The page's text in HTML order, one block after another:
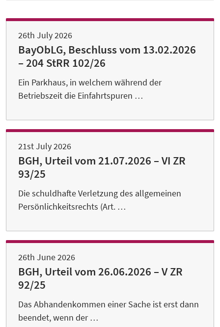
26th July 2026
BayObLG, Beschluss vom 13.02.2026
– 204 StRR 102/26
Ein Parkhaus, in welchem während der
Betriebszeit die Einfahrtspuren …
21st July 2026
BGH, Urteil vom 21.07.2026 – VI ZR
93/25
Die schuldhafte Verletzung des allgemeinen
Persönlichkeitsrechts (Art. …
26th June 2026
BGH, Urteil vom 26.06.2026 – V ZR
92/25
Das Abhandenkommen einer Sache ist erst dann
beendet, wenn der …